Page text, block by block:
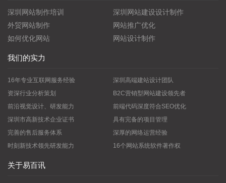
深圳网站制作培训
深圳网站建设设计制作
外贸网站制作
网站推广优化
如何优化网站
网站设计制作
我们的实力
16年专业互联网服务经验
深圳高端建站设计团队
资深行业分析策划
B2C营销型网站建设领先者
前沿视觉设计、研发能力
前端代码深度符合SEO优化
深圳市高新技术企业证书
具有完备的项目管理
完善的售后服务体系
深厚的网络运营经验
时刻新技术领先研发能力
16个网站系统软件著作权
关于易百讯